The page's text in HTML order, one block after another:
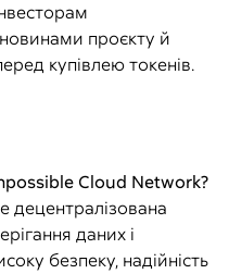
проєкту й
купівлею токенів.
Cloud Network?
децентралізована
даних і
безпеку, надійність